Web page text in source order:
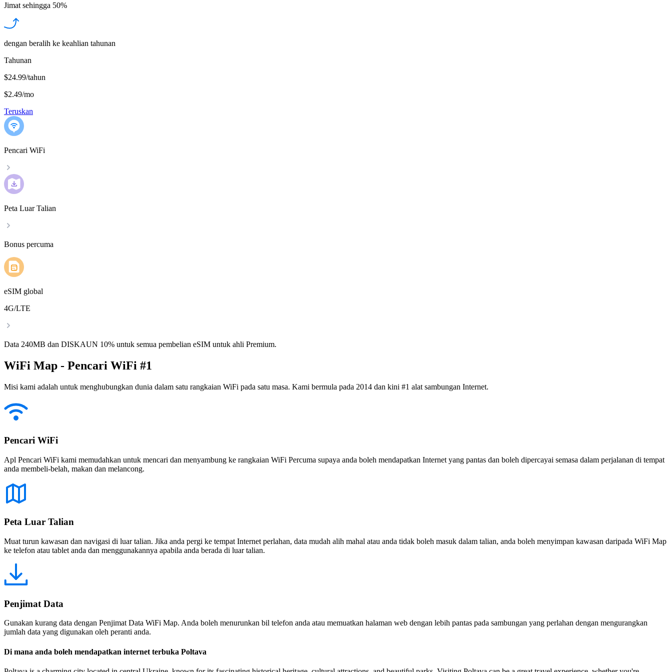
Jimat sehingga 50%
dengan beralih ke keahlian tahunan
Tahunan
$24.99/tahun
$2.49/mo
Teruskan
Pencari WiFi
Peta Luar Talian
Bonus percuma
eSIM global
4G/LTE
Data 240MB dan DISKAUN 10% untuk semua pembelian eSIM untuk ahli Premium.
WiFi Map - Pencari WiFi #1
Misi kami adalah untuk menghubungkan dunia dalam satu rangkaian WiFi pada satu masa. Kami bermula pada 2014 dan kini #1 alat sambungan Internet.
Pencari WiFi
Apl Pencari WiFi kami memudahkan untuk mencari dan menyambung ke rangkaian WiFi Percuma supaya anda boleh mendapatkan Internet yang pantas dan boleh dipercayai semasa dalam perjalanan di tempat
anda membeli-belah, makan dan melancong.
Peta Luar Talian
Muat turun kawasan dan navigasi di luar talian. Jika anda pergi ke tempat Internet perlahan, data mudah alih mahal atau anda tidak boleh masuk dalam talian, anda boleh menyimpan kawasan daripada WiFi Map
ke telefon atau tablet anda dan menggunakannya apabila anda berada di luar talian.
Penjimat Data
Gunakan kurang data dengan Penjimat Data WiFi Map. Anda boleh menurunkan bil telefon anda atau memuatkan halaman web dengan lebih pantas pada sambungan yang perlahan dengan mengurangkan
jumlah data yang digunakan oleh peranti anda.
Di mana anda boleh mendapatkan internet terbuka Poltava